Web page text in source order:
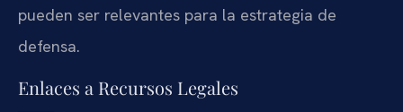
pueden ser relevantes para la estrategia de
defensa.
Enlaces a Recursos Legales